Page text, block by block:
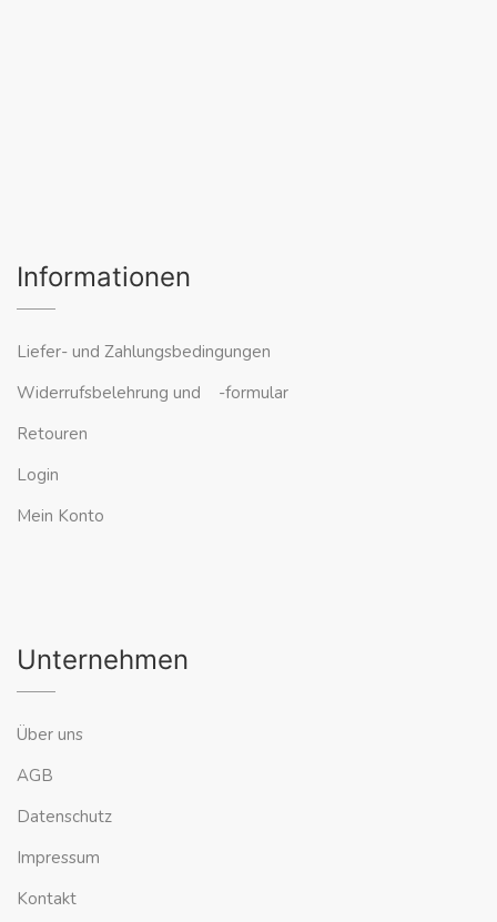
Informationen
Liefer- und Zahlungsbedingungen
Widerrufsbelehrung und -formular
Retouren
Login
Mein Konto
Unternehmen
Über uns
AGB
Datenschutz
Impressum
Kontakt